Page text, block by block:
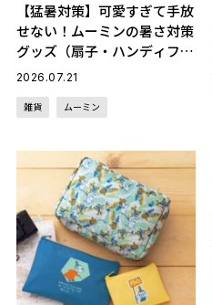
【猛暑対策】可愛すぎて手放
せない！ムーミンの暑さ対策
グッズ（扇子・ハンディファ
ン・冷感タオル）
2026.07.21
雑貨 ムーミン